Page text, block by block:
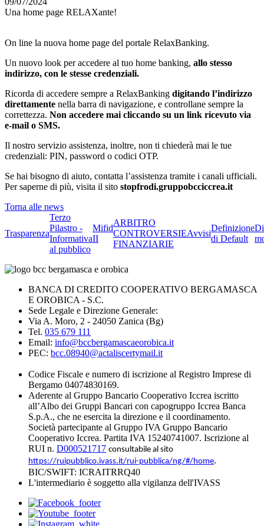
Una home page RELAXante!
On line la nuova home page del portale RelaxBanking.
Un nuovo look per accedere al tuo home banking, allo stesso
indirizzo, con le stesse credenziali.
Ricorda di accedere sempre a RelaxBanking digitando l’indirizzo
direttamente nella barra di navigazione, e controllane sempre la
correttezza. Non accedere mai cliccando su un link ricevuto via
e-mail o SMS.
Il nostro servizio assistenza, inoltre, non ti chiederà mai le tue
credenziali: PIN, password o codici OTP.
Se hai bisogno di aiuto, contatta l’assistenza tramite i canali ufficiali.
Per saperne di più, visita il sito stopfrodi.gruppobcciccrea.it
Torna alle news
Trasparenza
Terzo
Pilastro -
Informativa
al pubblico
Mifid
II
ARBITRO
CONTROVERSIE
FINANZIARIE
Avvisi
Definizione
di Default
BANCA DI CREDITO COOPERATIVO BERGAMASCA
E OROBICA - S.C.
Sede Legale e Direzione Generale:
Via A. Moro, 2 - 24050 Zanica (Bg)
Tel. 035 679 111
Email: info@bccbergamascaeorobica.it
PEC: bcc.08940@actaliscertymail.it
Codice Fiscale e numero di iscrizione al Registro Imprese di
Bergamo 04074830169.
Aderente al Gruppo Bancario Cooperativo Iccrea iscritto
all’Albo dei Gruppi Bancari con capogruppo Iccrea Banca
S.p.A., che ne esercita la direzione e il coordinamento.
Società partecipante al Gruppo IVA Gruppo Bancario
Cooperativo Iccrea. Partita IVA 15240741007. Iscrizione al
RUI n. D000521717 consultabile al sito
https://ruipubblico.ivass.it/rui-pubblica/ng/#/home.
BIC/SWIFT: ICRAITRRQ40
L'intermediario è soggetto alla vigilanza dell'IVASS